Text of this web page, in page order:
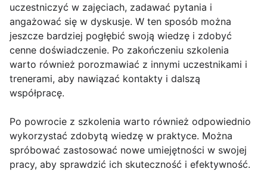
uczestniczyć w zajęciach, zadawać pytania i
angażować się w dyskusje. W ten sposób można
jeszcze bardziej pogłębić swoją wiedzę i zdobyć
cenne doświadczenie. Po zakończeniu szkolenia
warto również porozmawiać z innymi uczestnikami i
trenerami, aby nawiązać kontakty i dalszą
współpracę.
Po powrocie z szkolenia warto również odpowiednio
wykorzystać zdobytą wiedzę w praktyce. Można
spróbować zastosować nowe umiejętności w swojej
pracy, aby sprawdzić ich skuteczność i efektywność.